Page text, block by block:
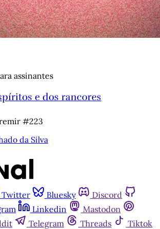
assinantes
e dos rancores
#223
da Silva
Twitter Bluesky
Discord
Linkedin
Mastodon
Telegram Threads
Tiktok